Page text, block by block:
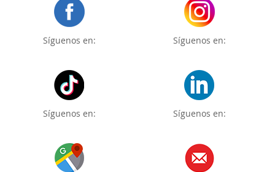
Síguenos en: Síguenos en:
Síguenos en: Síguenos en: